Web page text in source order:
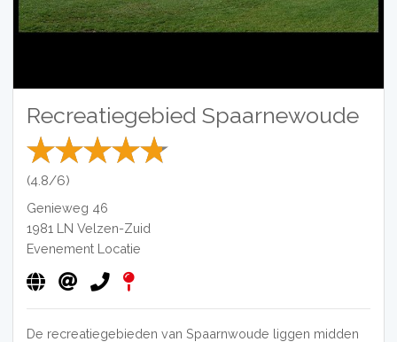
Recreatiegebied Spaarnewoude
(4.8/6)
Genieweg 46
1981 LN Velzen-Zuid
Evenement Locatie
De recreatiegebieden van Spaarnwoude liggen midden